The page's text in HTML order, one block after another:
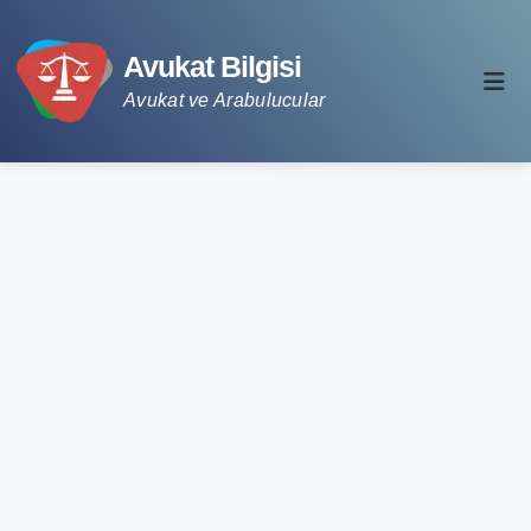
Avukat Bilgisi
Avukat ve Arabulucular